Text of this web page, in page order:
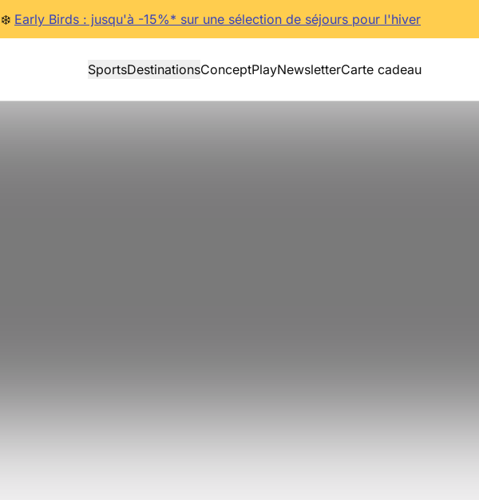
❄️ Early Birds : jusqu'à -15%* sur une sélection de séjours pour l'hiver
SportsDestinationsConceptPlayNewsletterCarte cadeau